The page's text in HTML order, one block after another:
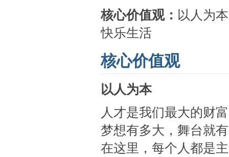
核心价值观： 以人为
快乐生活
核心价值观
以人为本
人才是我们最大的财富
梦想有多大，舞台就
在这里，每个人都是